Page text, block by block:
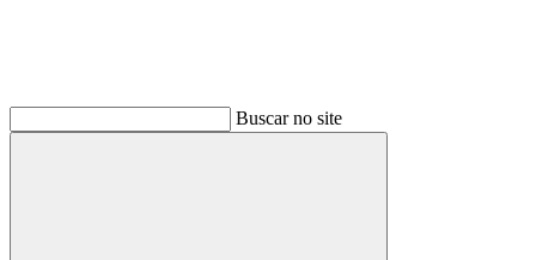
Buscar no site